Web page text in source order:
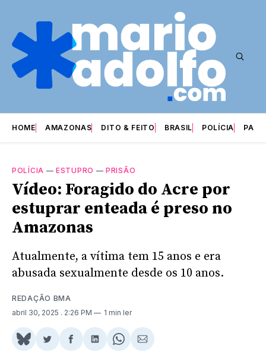
HOME AMAZONAS DITO & FEITO BRASIL POLÍCIA
POLÍCIA —ESTUPRO —PRISÃO
Vídeo: Foragido do Acre por
estuprar enteada é preso no
Amazonas
Atualmente, a vítima tem 15 anos e era
abusada sexualmente desde os 10 anos.
REDAÇÃO BMA
abril 30, 2025 . 2:26 PM 1 min ler
ShareCompartilhar
Compartilhar
Compartilhar
ShareCompartilhar